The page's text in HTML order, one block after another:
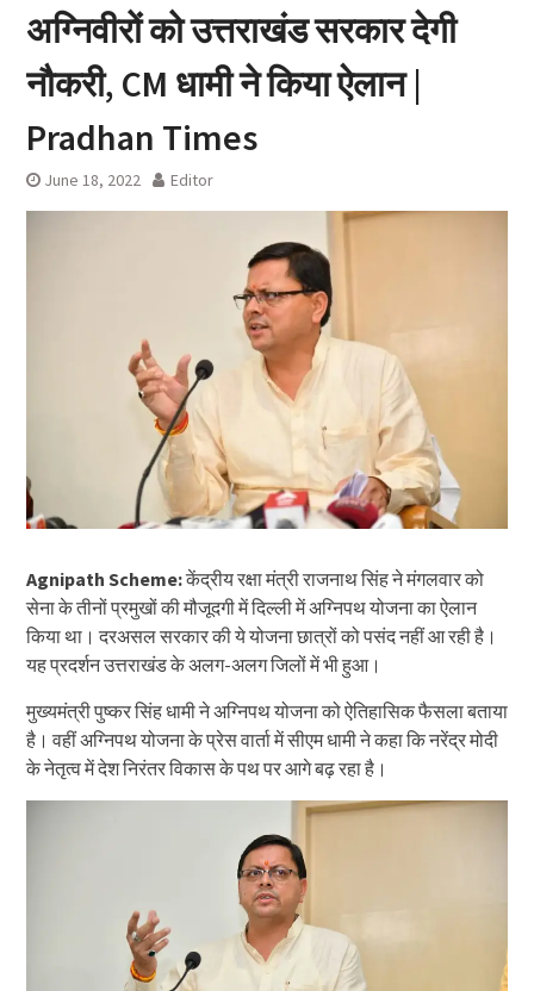
अग्निवीरों को उत्तराखंड सरकार देगी
नौकरी, CM धामी ने किया ऐलान |
Pradhan Times
June 18, 2022 Editor
Agnipath Scheme:केंद्रीय रक्षा मंत्री राजनाथ सिंह ने मंगलवार को
सेना के तीनों प्रमुखों की मौजूदगी में दिल्ली में अग्निपथ योजना का ऐलान
किया था। दरअसल सरकार की ये योजना छात्रों को पसंद नहीं आ रही है।
यह प्रदर्शन उत्तराखंड के अलग-अलग जिलों में भी हुआ।
मुख्यमंत्री पुष्कर सिंह धामी ने अग्निपथ योजना को ऐतिहासिक फैसला बताया
है। वहीं अग्निपथ योजना के प्रेस वार्ता में सीएम धामी ने कहा कि नरेंद्र मोदी
के नेतृत्व में देश निरंतर विकास के पथ पर आगे बढ़ रहा है।